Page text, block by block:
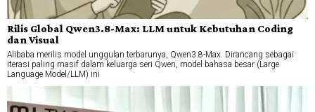
Rilis Global Qwen3.8-Max: LLM untuk Kebutuhan Coding
dan Visual
Alibaba merilis model unggulan terbarunya, Qwen3.8-Max. Dirancang sebagai
iterasi paling masif dalam keluarga seri Qwen, model bahasa besar (Large
Language Model/LLM) ini